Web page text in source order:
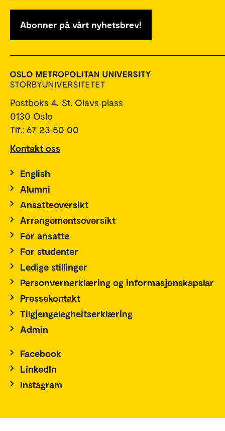
Abonner på vårt nyhetsbrev!
Postboks 4, St. Olavs plass
0130 Oslo
Tlf.: 67 23 50 00
Kontakt oss
English
Alumni
Ansatteoversikt
Arrangementsoversikt
For ansatte
For studenter
Ledige stillinger
Personvernerklæring og informasjonskapslar
Pressekontakt
Tilgjengelegheitserklæring
Admin
Facebook
LinkedIn
Instagram